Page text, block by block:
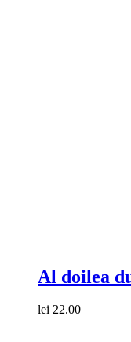
Al doilea
lei 22.00